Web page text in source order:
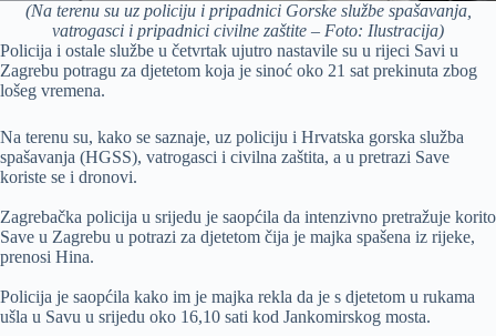
(Na terenu su uz policiju i pripadnici Gorske službe spašavanja,
vatrogasci i pripadnici civilne zaštite – Foto: Ilustracija)
Policija i ostale službe u četvrtak ujutro nastavile su u rijeci Savi u
Zagrebu potragu za djetetom koja je sinoć oko 21 sat prekinuta zbog
lošeg vremena.
Na terenu su, kako se saznaje, uz policiju i Hrvatska gorska služba
spašavanja (HGSS), vatrogasci i civilna zaštita, a u pretrazi Save
koriste se i dronovi.
Zagrebačka policija u srijedu je saopćila da intenzivno pretražuje korito
Save u Zagrebu u potrazi za djetetom čija je majka spašena iz rijeke,
prenosi Hina.
Policija je saopćila kako im je majka rekla da je s djetetom u rukama
ušla u Savu u srijedu oko 16,10 sati kod Jankomirskog mosta.